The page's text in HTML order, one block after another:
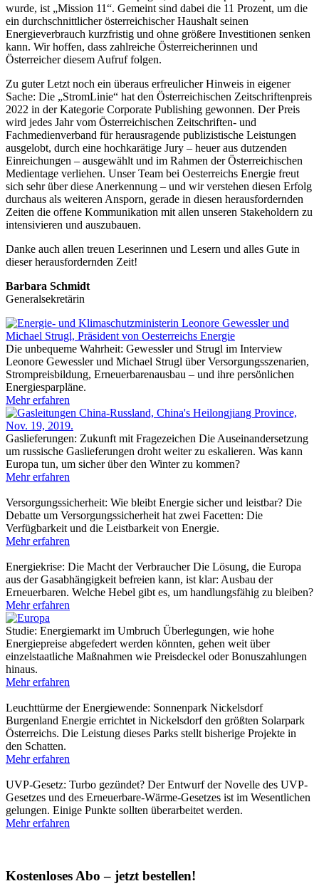
wurde, ist „Mission 11“. Gemeint sind dabei die 11 Prozent, um die
ein durchschnittlicher österreichischer Haushalt seinen
Energieverbrauch kurzfristig und ohne größere Investitionen senken
kann. Wir hoffen, dass zahlreiche Österreicherinnen und
Österreicher diesem Aufruf folgen.
Zu guter Letzt noch ein überaus erfreulicher Hinweis in eigener
Sache: Die „StromLinie“ hat den Österreichischen Zeitschriftenpreis
2022 in der Kategorie Corporate Publishing gewonnen. Der Preis
wird jedes Jahr vom Österreichischen Zeitschriften- und
Fachmedienverband für herausragende publizistische Leistungen
ausgelobt, durch eine hochkarätige Jury – heuer aus dutzenden
Einreichungen – ausgewählt und im Rahmen der Österreichischen
Medien­tage verliehen. Unser Team bei Oesterreichs Energie freut
sich sehr über diese Anerkennung – und wir verstehen diesen Erfolg
durchaus als weiteren Ansporn, gerade in diesen herausfordernden
Zeiten die offene Kommunikation mit allen unseren Stakeholdern zu
intensivieren und auszubauen.
Danke auch allen treuen Leserinnen und Lesern und alles Gute in
dieser herausfordernden Zeit!
Barbara Schmidt
Generalsekretärin
Die unbequeme Wahrheit: Gewessler und Strugl im Interview
Leonore Gewessler und Michael Strugl über Versorgungsszenarien,
Strompreisbildung, Erneuerbarenausbau – und ihre persönlichen
Energiesparpläne.
Mehr erfahren
Gaslieferungen: Zukunft mit Fragezeichen Die Auseinandersetzung
um russische Gaslieferungen droht weiter zu eskalieren. Was kann
Europa tun, um sicher über den Winter zu kommen?
Mehr erfahren
Versorgungs­sicherheit: Wie bleibt Energie sicher und leistbar? Die
Debatte um Versorgungssicherheit hat zwei Facetten: Die
Verfügbarkeit und die Leistbarkeit von Energie.
Mehr erfahren
Energiekrise: Die Macht der VerbraucherDie Lösung, die Europa
aus der Gasabhängigkeit befreien kann, ist klar: Ausbau der
Erneuerbaren. Welche Hebel gibt es, um handlungsfähig zu bleiben?
Mehr erfahren
Studie: Energiemarkt im Umbruch Überlegungen, wie hohe
Energiepreise abgefedert werden könnten, gehen weit über
einzelstaatliche Maßnahmen wie Preisdeckel oder Bonuszahlungen
hinaus.
Mehr erfahren
Leuchttürme der Energiewende: Sonnenpark Nickelsdorf
Burgenland Energie errichtet in Nickelsdorf den größten Solarpark
Österreichs. Die Leistung dieses Parks stellt bisherige Projekte in
den Schatten.
Mehr erfahren
UVP-Gesetz: Turbo gezündet? Der Entwurf der Novelle des UVP-
Gesetzes und des Erneuerbare-Wärme-Gesetzes ist im Wesentlichen
gelungen. Einige Punkte sollten überarbeitet werden.
Mehr erfahren
Kostenloses Abo – jetzt bestellen!